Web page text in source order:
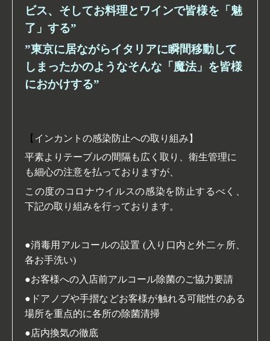
ビス、そしてお料理とワインで皆様を「魅
了」する”
”東京に居ながらイタリアに瞬間移動して
しまったかのようなそんな「魔法」を皆様
におかけする”
【 インカントの感染防止への取り組み】
平素よりテーブルの間隔も広く取り、衛生管理に
も細心の注意を払っておりますが、
この度のコロナウイルスの感染を防止するべく、
下記の取り組みを行っております。
●消毒用アルコールの設置 (入り口内と外二ヶ所、
各お手洗い)
●お客様への入店前アルコール除菌のご協力要請
●ドアノブや手摺などお客様が触れる可能性のある
場所を重点的に各所の除菌清掃
●店内換気の徹底